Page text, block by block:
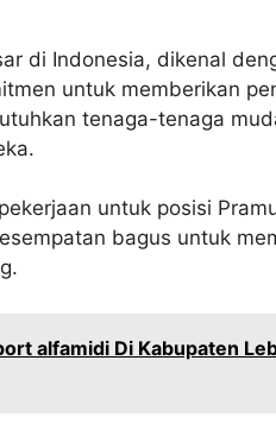
di Indonesia, dikenal
untuk memberikan
tenaga-tenaga
untuk posisi
bagus untuk
alfamidi Di Kabupaten